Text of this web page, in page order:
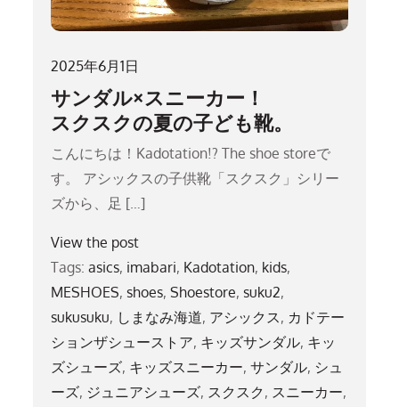
2025年6月1日
サンダル×スニーカー！
スクスクの夏の子ども靴。
こんにちは！Kadotation!? The shoe storeで
す。 アシックスの子供靴「スクスク」シリー
ズから、足 […]
View the post
Tags:asics, imabari, Kadotation, kids,
MESHOES,shoes,Shoestore,suku2,
sukusuku, しまなみ海道, アシックス, カドテー
ションザシューストア, キッズサンダル, キッ
ズシューズ, キッズスニーカー,サンダル, シュ
ーズ, ジュニアシューズ, スクスク , スニーカー,